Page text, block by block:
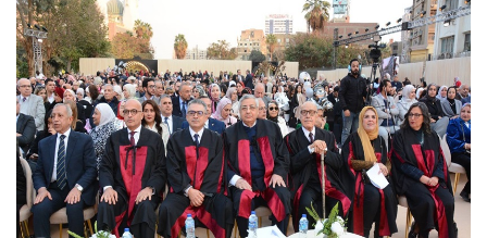
هيئة التدريس
الدراسات العليا
الخريجين
الموظفون